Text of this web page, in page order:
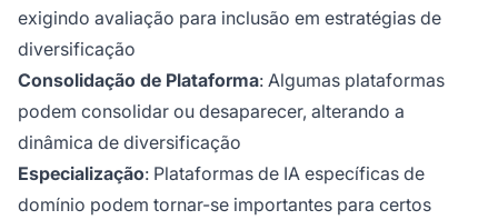
exigindo avaliação para inclusão em estratégias de
diversificação
Consolidação de Plataforma: Algumas plataformas
podem consolidar ou desaparecer, alterando a
dinâmica de diversificação
Especialização: Plataformas de IA específicas de
domínio podem tornar-se importantes para certos